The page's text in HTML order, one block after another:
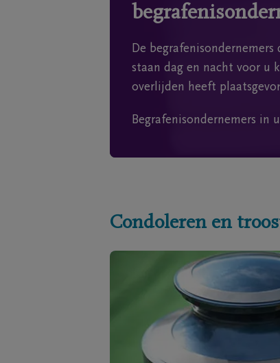
De
staan dag en nacht voor u
overlijden heeft
Begrafenisondernemers in
Condoleren en